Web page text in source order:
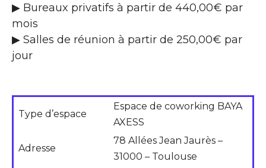
▶ Bureaux privatifs à partir de 440,00€ par
mois
▶ Salles de réunion à partir de 250,00€ par
jour
Type d’espace
Espace de coworking BAYA
AXESS
Adresse
78 Allées Jean Jaurès –
31000 – Toulouse